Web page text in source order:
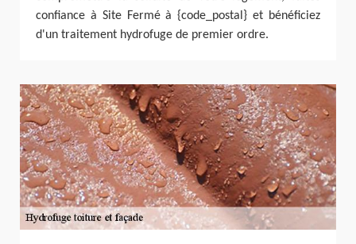
confiance à Site Fermé à {code_postal} et bénéficiez
d'un traitement hydrofuge de premier ordre.